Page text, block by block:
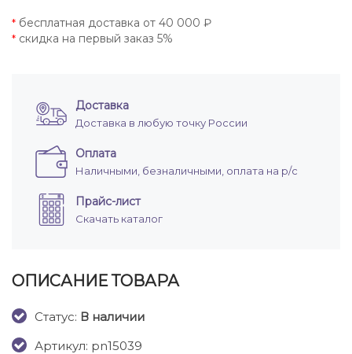
* бесплатная доставка от 40 000 ₽
* скидка на первый заказ 5%
Доставка
Доставка в любую точку России
Оплата
Наличными, безналичными, оплата на р/с
Прайс-лист
Скачать каталог
ОПИСАНИЕ ТОВАРА
Cтатус: В наличии
Артикул: pn15039